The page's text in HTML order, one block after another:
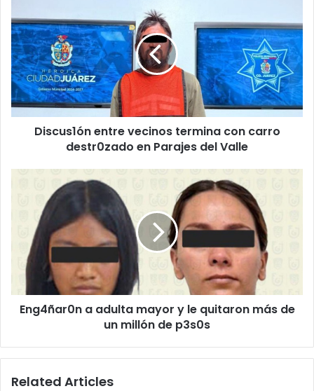
vecinos
termina
con
carro
destr0zado
en
Parajes
Discus1ón entre vecinos termina con carro
destr0zado en Parajes del Valle
quitaron
más
de
unEng4ñar0n a adulta mayor y le quitaron más de
un millón de p3s0s
Related Articles